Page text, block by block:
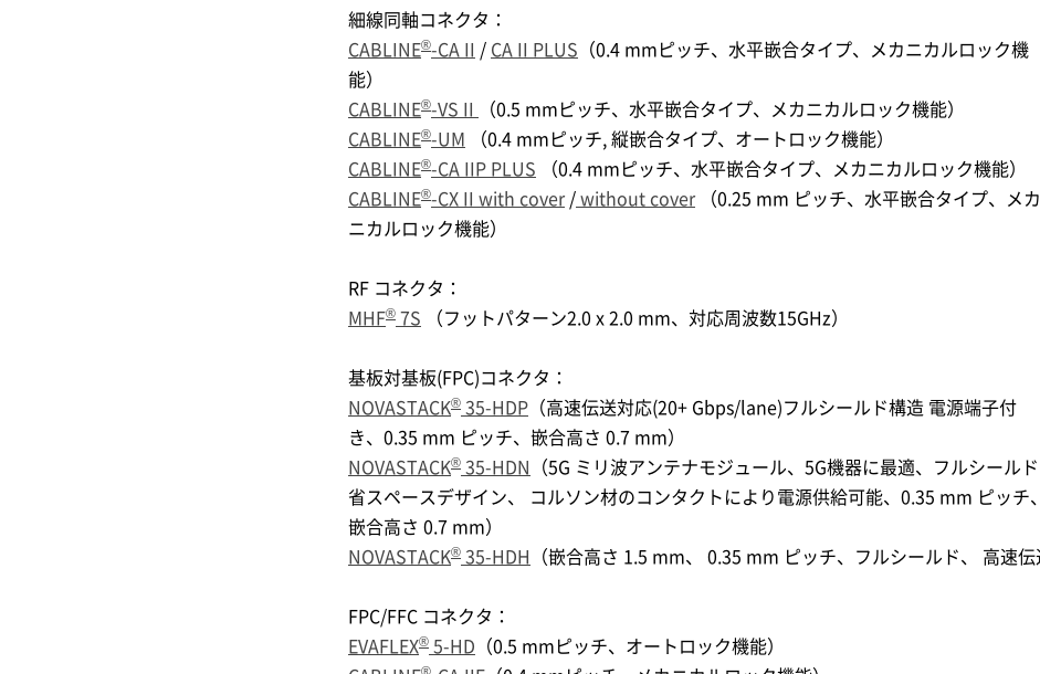
細線同軸コネクタ：
CABLINE®-CA II / CA II PLUS （0.4 mmピッチ、水平嵌合タイプ、メカニカルロック機
能）
CABLINE®-VS II
（0.5 mmピッチ、水平嵌合タイプ、メカニカルロック機能）
CABLINE®-UM （0.4 mmピッチ, 縦嵌合タイプ、オートロック機能）
CABLINE®-CA IIP PLUS （0.4 mmピッチ、水平嵌合タイプ、メカニカルロック機能）
CABLINE®-CX II with cover/without cover（0.25 mm ピッチ、水平嵌合タイプ、メカ
ニカルロック機能）
RF コネクタ：
MHF® 7S （フットパターン2.0 x 2.0 mm、対応周波数15GHz）
基板対基板(FPC)コネクタ：
NOVASTACK® 35-HDP （高速伝送対応(20+ Gbps/lane)フルシールド構造 電源端子付
き、0.35 mm ピッチ、嵌合高さ 0.7 mm）
NOVASTACK® 35-HDN （5G ミリ波アンテナモジュール、5G機器に最適、フルシールド
省スペースデザイン、 コルソン材のコンタクトにより電源供給可能、0.35 mm ピッチ、
嵌合高さ 0.7 mm）
NOVASTACK® 35-HDH （嵌合高さ 1.5 mm、 0.35 mm ピッチ、フルシールド、 高速
FPC/FFC コネクタ：
EVAFLEX® 5-HD （0.5 mmピッチ、オートロック機能）
®